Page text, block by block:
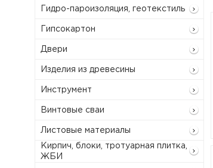
Гидро-пароизоляция, геотекстиль
Гипсокартон
Двери
Изделия из древесины
Инструмент
Винтовые сваи
Листовые материалы
Кирпич, блоки, тротуарная плитка,
ЖБИ